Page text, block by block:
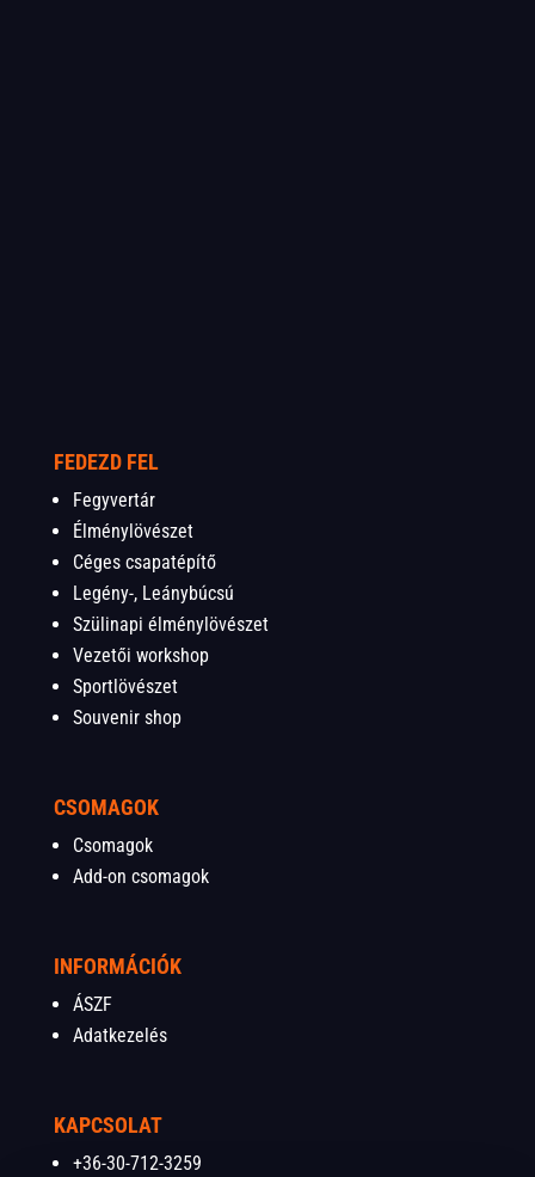
FEDEZD FEL
Fegyvertár
Élménylövészet
Céges csapatépítő
Legény-, Leánybúcsú
Szülinapi élménylövészet
Vezetői workshop
Sportlövészet
Souvenir shop
CSOMAGOK
Csomagok
Add-on csomagok
INFORMÁCIÓK
ÁSZF
Adatkezelés
KAPCSOLAT
+36-30-712-3259